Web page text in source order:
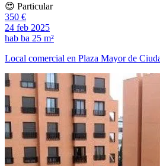
😍 Particular
350 €
24 feb 2025
hab ba 25 m²
Local comercial en Plaza Mayor de